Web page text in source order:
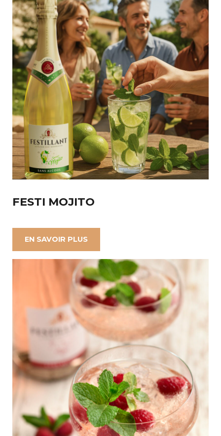
FESTI MOJITO
EN SAVOIR PLUS